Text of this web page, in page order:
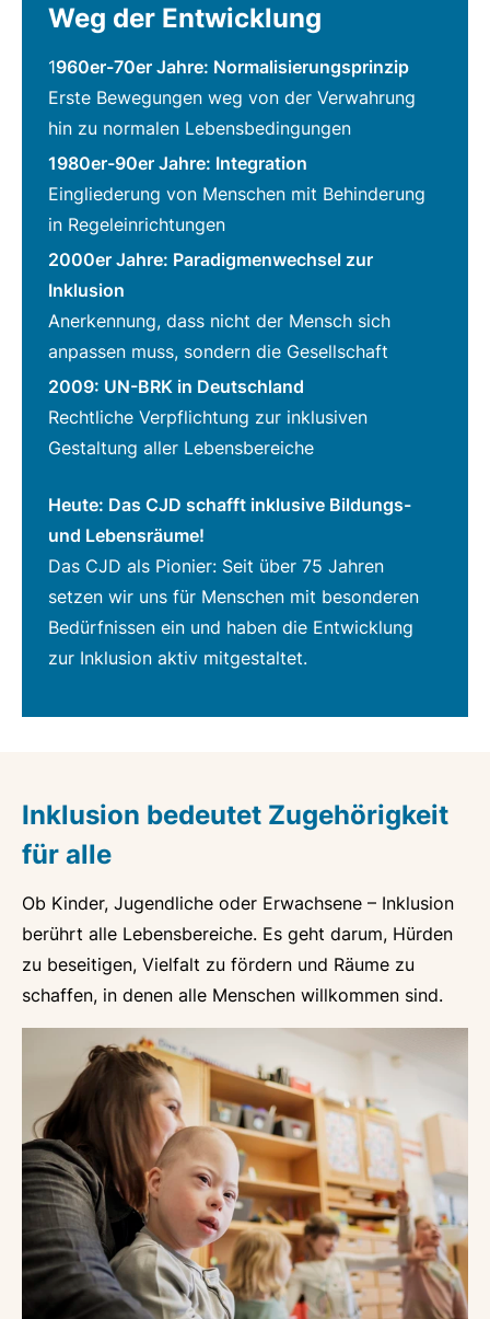
Weg der Entwicklung
1960er-70er Jahre: Normalisierungsprinzip
Erste Bewegungen weg von der Verwahrung
hin zu normalen Lebensbedingungen
1980er-90er Jahre: Integration
Eingliederung von Menschen mit Behinderung
in Regeleinrichtungen
2000er Jahre: Paradigmenwechsel zur
Inklusion
Anerkennung, dass nicht der Mensch sich
anpassen muss, sondern die Gesellschaft
2009: UN-BRK in Deutschland
Rechtliche Verpflichtung zur inklusiven
Gestaltung aller Lebensbereiche
Heute: Das CJD schafft inklusive Bildungs-
und Lebensräume!
Das CJD als Pionier: Seit über 75 Jahren
setzen wir uns für Menschen mit besonderen
Bedürfnissen ein und haben die Entwicklung
zur Inklusion aktiv mitgestaltet.
Inklusion bedeutet Zugehörigkeit
für alle
Ob Kinder, Jugendliche oder Erwachsene – Inklusion
berührt alle Lebensbereiche. Es geht darum, Hürden
zu beseitigen, Vielfalt zu fördern und Räume zu
schaffen, in denen alle Menschen willkommen sind.